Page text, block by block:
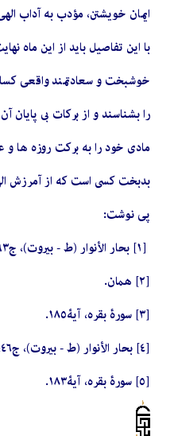
ايمان خويشتن، مؤدب به آداب
با این تفاصیل باید از این ماه
خوشبخت و سعادتمند واقعی
را بشناسند و از بركات بى‏ پايان
مادى خود را به بركت روزه‏ ها و
بدبخت كسى است كه از آمرزش
پی نوشت:
[١] بحار الأنوار (ط - بيروت)، ج‏٩٣، ص٣٥٦، ح٢٥.
[٢] همان.
[٣] سورۀ بقره، آیۀ١٨٥.
[٤] بحار الأنوار (ط - بيروت)، ج‏٤٦، ص١٠٥،ح٩٣.
[٥] سورۀ بقره، آیۀ١٨٣.